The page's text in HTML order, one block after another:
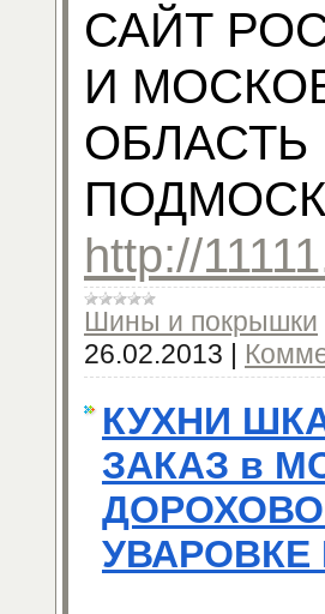
САЙТ
И
ОБЛАСТЬ
http://
Шины и покрышки
26.02.2013 |
КУХНИ
ЗАКАЗ в
УВАРОВКЕ